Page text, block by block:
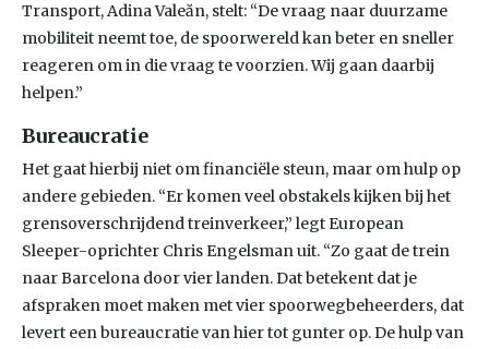
Transport, Adina Valeăn, stelt: “De vraag naar duurzame
mobiliteit neemt toe, de spoorwereld kan beter en sneller
reageren om in die vraag te voorzien. Wij gaan daarbij
helpen.”
Bureaucratie
Het gaat hierbij niet om financiële steun, maar om hulp op
andere gebieden. “Er komen veel obstakels kijken bij het
grensoverschrijdend treinverkeer,” legt European
Sleeper-oprichter Chris Engelsman uit. “Zo gaat de trein
naar Barcelona door vier landen. Dat betekent dat je
afspraken moet maken met vier spoorwegbeheerders, dat
levert een bureaucratie van hier tot gunter op. De hulp van